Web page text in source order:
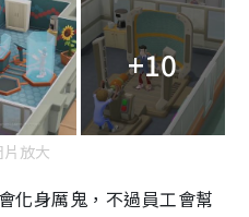
+10
放大
化身厲鬼 ，不過員工會幫